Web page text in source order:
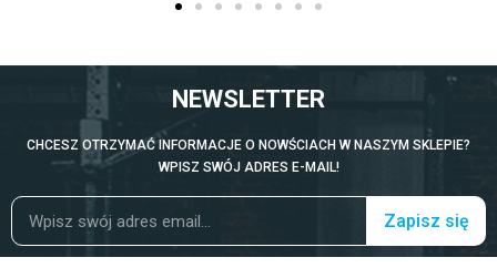
NEWSLETTER
CHCESZ OTRZYMAĆ INFORMACJE O NOWŚCIACH W NASZYM SKLEPIE?
WPISZ SWÓJ ADRES E-MAIL!
Zapisz się